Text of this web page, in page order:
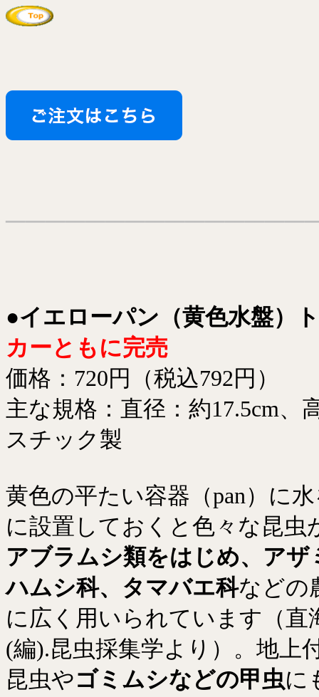
●イエローパン（黄色水盤）
カーともに完売
価格：720円（税込792円）
主な規格：直径：約17.5cm、
スチック製
黄色の平たい容器（pan）に
に設置しておくと色々な昆虫
アブラムシ類をはじめ、ア
ハムシ科、タマバエ科などの
に広く用いられています（直
(編).昆虫採集学より）。地上
昆虫やゴミムシなどの甲虫に